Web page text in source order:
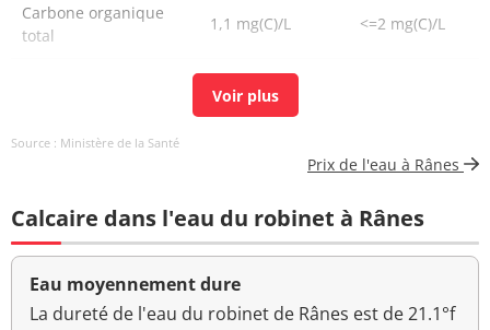
Carbone organique
total
1,1 mg(C)/L <=2 mg(C)/L
changement
Fer total <1,0 µg/L <=200 µg/L
Bact. aér. revivifiables
à 22°-68h
Source : Ministère de la Santé
Prix de l'eau à Rânes
Calcaire dans l'eau du robinet à Rânes
Eau moyennement dure
La dureté de l'eau du robinet de Rânes est de 21.1°f